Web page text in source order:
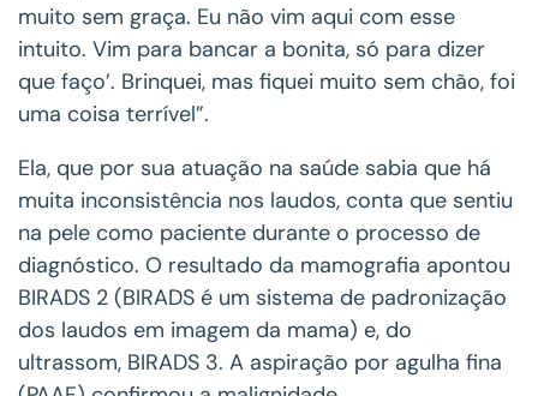
muito sem graça. Eu não vim aqui com esse
intuito. Vim para bancar a bonita, só para dizer
que faço’. Brinquei, mas fiquei muito sem chão, foi
uma coisa terrível”.
Ela, que por sua atuação na saúde sabia que há
muita inconsistência nos laudos, conta que sentiu
na pele como paciente durante o processo de
diagnóstico. O resultado da mamografia apontou
BIRADS 2 (BIRADS é um sistema de padronização
dos laudos em imagem da mama) e, do
ultrassom, BIRADS 3. A aspiração por agulha fina